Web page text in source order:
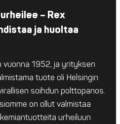
– Rex
ja huoltaa
vuonna 1952, ja yrityksen
tuote oli Helsingin
soihdun polttopanos.
on ollut valmistaa
urheiluun